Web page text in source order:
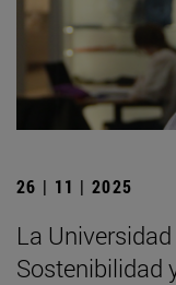
26 | 11 | 2025
La
Sostenibilidad